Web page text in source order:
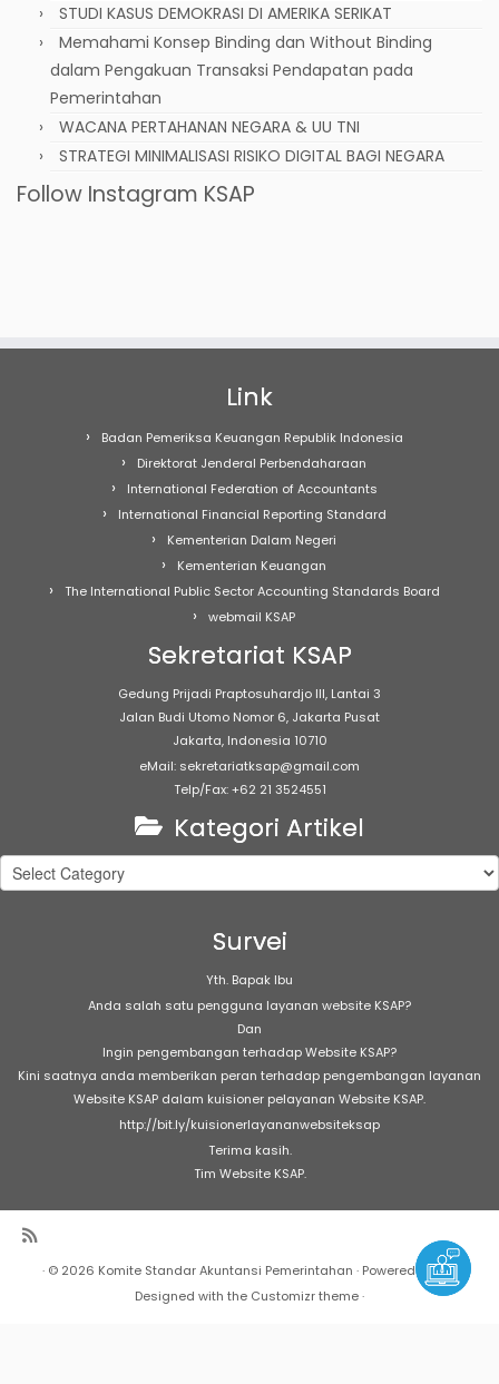
STUDI KASUS DEMOKRASI DI AMERIKA SERIKAT
Memahami Konsep Binding dan Without Binding
dalam Pengakuan Transaksi Pendapatan pada
Pemerintahan
WACANA PERTAHANAN NEGARA & UU TNI
STRATEGI MINIMALISASI RISIKO DIGITAL BAGI NEGARA
Follow Instagram KSAP
Link
Badan Pemeriksa Keuangan Republik Indonesia
Direktorat Jenderal Perbendaharaan
International Federation of Accountants
International Financial Reporting Standard
Kementerian Dalam Negeri
Kementerian Keuangan
The International Public Sector Accounting Standards Board
webmail KSAP
Sekretariat KSAP
Gedung Prijadi Praptosuhardjo III, Lantai 3
Jalan Budi Utomo Nomor 6, Jakarta Pusat
Jakarta, Indonesia 10710
eMail: sekretariatksap@gmail.com
Telp/Fax: +62 21 3524551
Kategori Artikel
Kategori
Artikel
Survei
Yth. Bapak Ibu
Anda salah satu pengguna layanan website KSAP?
Dan
Ingin pengembangan terhadap Website KSAP?
Kini saatnya anda memberikan peran terhadap pengembangan layanan
Website KSAP dalam kuisioner pelayanan Website KSAP.
http://bit.ly/kuisionerlayananwebsiteksap
Terima kasih.
Tim Website KSAP.
· © 2026 Komite Standar Akuntansi Pemerintahan · Powered by
·
Designed with the Customizr theme·